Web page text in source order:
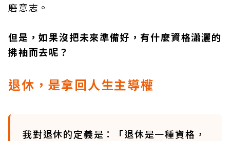
磨意志。
但是，如果沒把未來準備好，有什麼資格瀟灑的
拂袖而去呢？
退休，是拿回人生主導權
我對退休的定義是：「退休是一種資格，